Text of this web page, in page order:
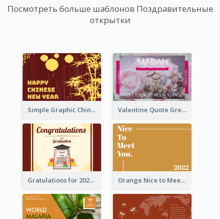
Посмотреть больше шаблонов Поздравительные
открытки
Simple Graphic Chinese New Year In Red And Yellow Valentine Quote Greeting Card
Gratulations for 2020 Graduation Greeting Card Orange Nice to Meet You Greeting Card